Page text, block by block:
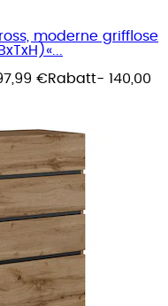
moderne grifflose
€Rabatt- 140,00